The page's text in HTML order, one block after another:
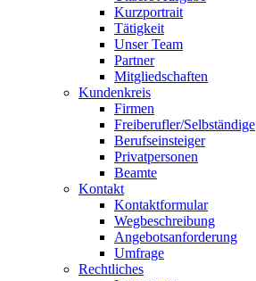
Kurzportrait
Tätigkeit
Unser Team
Partner
Mitgliedschaften
Kundenkreis
Firmen
Freiberufler/Selbständige
Berufseinsteiger
Privatpersonen
Beamte
Kontakt
Kontaktformular
Wegbeschreibung
Angebotsanforderung
Umfrage
Rechtliches